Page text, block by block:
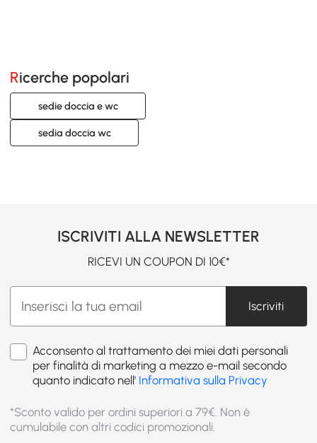
Ricerche popolari
sedie doccia e wc
sedia doccia wc
ISCRIVITI ALLA NEWSLETTER
RICEVI UN COUPON DI 10€*
Iscriviti
Acconsento al trattamento dei miei dati personali
per finalità di marketing a mezzo e-mail secondo
quanto indicato nell' Informativa sulla Privacy
*Sconto valido per ordini superiori a 79€. Non è
cumulabile con altri codici promozionali.